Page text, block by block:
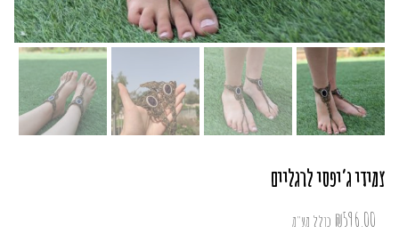
צמידי ג’יפסי לרגליים
₪596.00 כולל מע"מ